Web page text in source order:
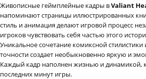
Живописные геймплейные кадры вValiant
напоминают страницы иллюстрированных
стиль и анимация делают игровой процесс
игроков чувствовать себя частью этого
Уникальное сочетание комиксной стилистики
точности создает необыкновенно яркую и
Каждый кадр наполнен жизнью и динамикой,
последних минут игры.